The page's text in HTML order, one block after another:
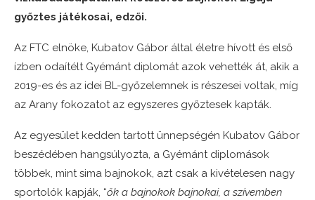
győztes játékosai, edzői.
Az FTC elnöke, Kubatov Gábor által életre hívott és első
ízben odaítélt Gyémánt diplomát azok vehették át, akik a
2019-es és az idei BL-győzelemnek is részesei voltak, míg
az Arany fokozatot az egyszeres győztesek kapták.
Az egyesület kedden tartott ünnepségén Kubatov Gábor
beszédében hangsúlyozta, a Gyémánt diplomások
többek, mint sima bajnokok, azt csak a kivételesen nagy
sportolók kapják, “ők a bajnokok bajnokai, a szívemben